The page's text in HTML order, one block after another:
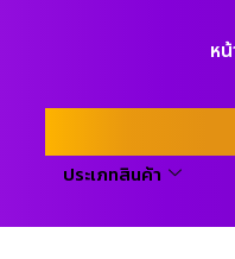
ห
ประเภทสินค้า